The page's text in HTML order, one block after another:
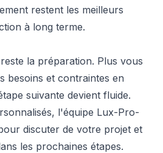
restent les meilleurs
à long terme.
la préparation. Plus vous
besoins et contraintes en
suivante devient fluide.
l'équipe Lux-Pro-
discuter de votre projet et
les prochaines étapes.